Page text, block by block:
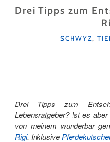
AUSSICHTSPUNKTE
Drei Tipps zum
KATEGORIEN
SCHWYZ,
Drei Tipps zum
Lebensratgeber? Ist es
von meinem wunderbar
Rigi. Inklusive